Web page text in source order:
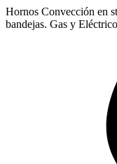
Ir
al
Hornos Convección en
bandejas. Gas y